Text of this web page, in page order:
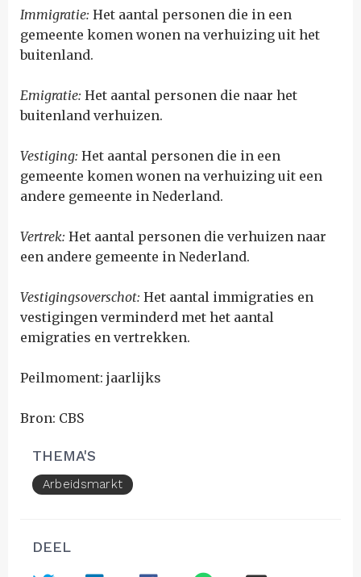
Immigratie: Het aantal personen die in een
gemeente komen wonen na verhuizing uit het
buitenland.
Emigratie: Het aantal personen die naar het
buitenland verhuizen.
Vestiging: Het aantal personen die in een
gemeente komen wonen na verhuizing uit een
andere gemeente in Nederland.
Vertrek: Het aantal personen die verhuizen naar
een andere gemeente in Nederland.
Vestigingsoverschot: Het aantal immigraties en
vestigingen verminderd met het aantal
emigraties en vertrekken.
Peilmoment: jaarlijks
Bron: CBS
THEMA'S
Arbeidsmarkt
DEEL